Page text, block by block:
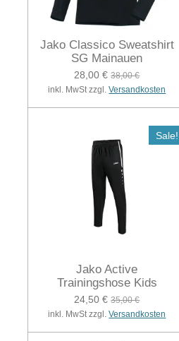
Jako Classico Sweatshirt
SG Mainauen
28,00 € 38,00 €
inkl. MwSt zzgl.Versandkosten
Sale!
Jako Active
Trainingshose Kids
24,50 € 35,00 €
inkl. MwSt zzgl.Versandkosten